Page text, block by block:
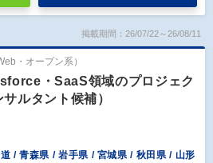
掲載期間：26/07/22～26/08/11
・オープン系）
・SaaS領域のプロジェク
ルタント候補）
/ 青森県 / 岩手県 / 宮城県 / 秋田県 / 山形